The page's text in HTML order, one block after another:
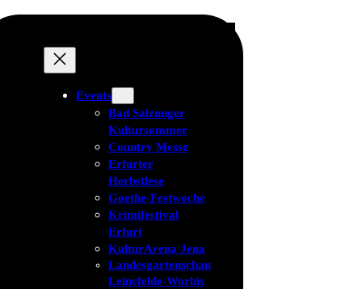
Events
Bad Salzunger
Kultursommer
Country Messe
Erfurter
Herbstlese
Goethe-Festwoche
Krimifestival
Erfurt
KulturArena Jena
Landesgartenschau
Leinefelde-Worbis